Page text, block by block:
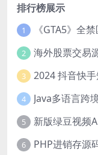
排行榜展示
1 《GTA5》全
2
3 2024 抖音快
4
5 新版绿豆视频
6